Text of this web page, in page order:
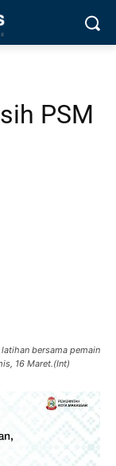
PSM
bersama pemain
16 Maret.(Int)